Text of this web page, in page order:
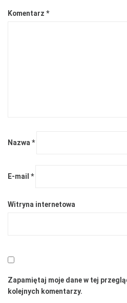
Komentarz *
Nazwa *
E-mail *
Witryna internetowa
Zapamiętaj moje dane w tej
kolejnych komentarzy.